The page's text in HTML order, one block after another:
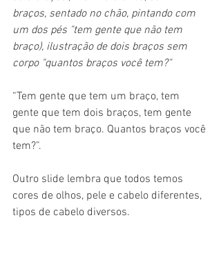
braços, sentado no chão, pintando com
um dos pés "tem gente que não tem
braço), ilustração de dois braços sem
corpo "quantos braços você tem?"
“Tem gente que tem um braço, tem
gente que tem dois braços, tem gente
que não tem braço. Quantos braços você
tem?”.
Outro slide lembra que todos temos
cores de olhos, pele e cabelo diferentes,
tipos de cabelo diversos.